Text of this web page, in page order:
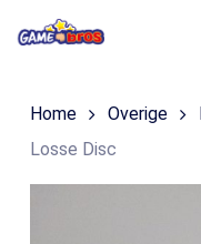
content
Winkelmand
Home Overige
Losse Disc